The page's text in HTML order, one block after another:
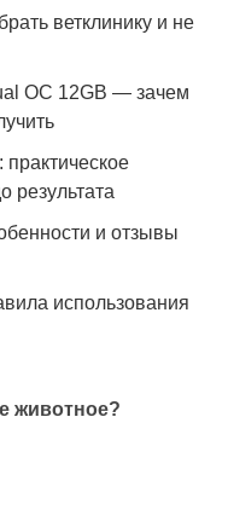
ветклинику и не
OC 12GB — зачем
результата
и отзывы
использования
животное?